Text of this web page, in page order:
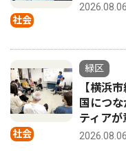
社会
2026.08.06
社会
緑区
【横浜
国につ
ティア
2026.08.06